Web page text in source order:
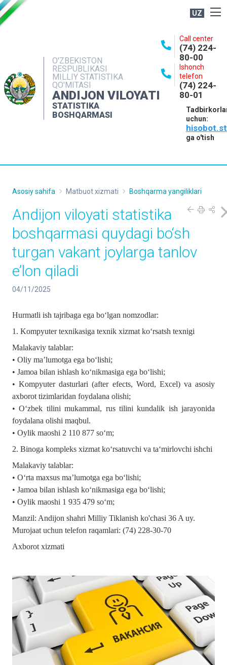
UZ
O'ZBEKISTON
RESPUBLIKASI
MILLIY STATISTIKA
QO'MITASI
ANDIJON VILOYATI
STATISTIKA
BOSHQARMASI
Call center
(74) 224-
80-00
Ishonch
telefon
(74) 224-
80-01
uchun:
ga o'tish
NASHRLAR
INTERAKTIV XIZMATLAR
MATBUOT XIZMATI
MUROJAATLAR
Asosiy sahifa Matbuot xizmati Boshqarma yangiliklari
Andijon viloyati statistika
boshqarmasi quydagi bo‘sh
turgan vakant joylarga tanlov
e’lon qiladi
04/11/2025
Hurmatli ish tajribaga ega bo‘lgan nomzodlar:
1. Kompyuter texnikasiga texnik xizmat ko‘rsatsh texnigi
Malakaviy talablar:
• Oliy ma’lumotga ega bo‘lishi;
• Jamoa bilan ishlash ko‘nikmasiga ega bo‘lishi;
• Kompyuter dasturlari (after efects, Word, Excel) va asosiy
axborot tizimlaridan foydalana olishi;
• O‘zbek tilini mukammal, rus tilini kundalik ish jarayonida
foydalana olishi maqbul.
• Oylik maoshi 2 110 877 so‘m;
2. Binoga kompleks xizmat ko‘rsatuvchi va ta‘mirlovchi ishchi
Malakaviy talablar:
• O‘rta maxsus ma’lumotga ega bo‘lishi;
• Jamoa bilan ishlash ko‘nikmasiga ega bo‘lishi;
• Oylik maoshi 1 935 479 so‘m;
Manzil: Andijon shahri Milliy Tiklanish ko'chasi 36 A uy.
Murojaat uchun telefon raqamlari: (74) 228-30-70
Axborot xizmati